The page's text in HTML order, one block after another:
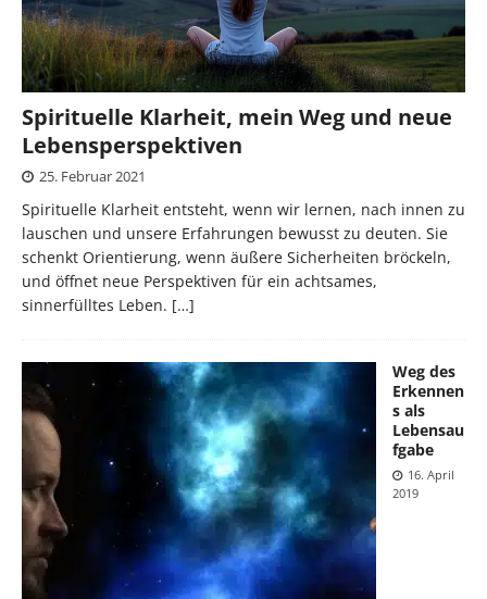
Spirituelle Klarheit, mein Weg und neue
Lebensperspektiven
25. Februar 2021
Spirituelle Klarheit entsteht, wenn wir lernen, nach innen zu
lauschen und unsere Erfahrungen bewusst zu deuten. Sie
schenkt Orientierung, wenn äußere Sicherheiten bröckeln,
und öffnet neue Perspektiven für ein achtsames,
sinnerfülltes Leben. […]
Weg des
Erkennen
s als
Lebensau
fgabe
16. April
2019